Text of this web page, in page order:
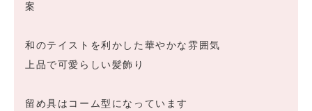
案
和のテイストを利かした華やかな雰囲気
上品で可愛らしい髪飾り
留め具はコーム型になっています